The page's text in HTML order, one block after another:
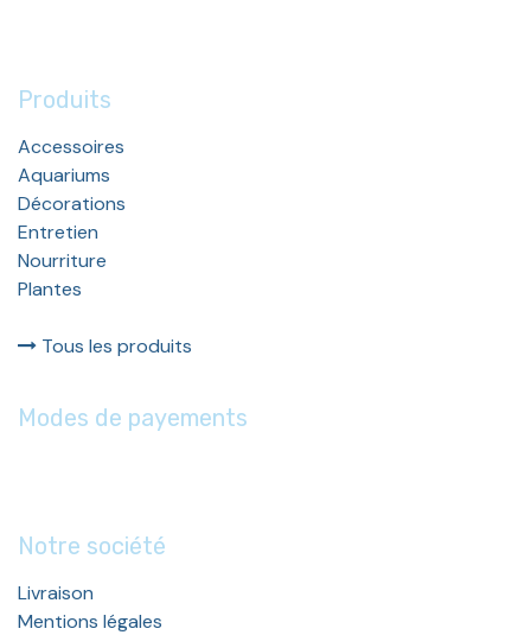
Produits
Accessoires
Aquariums
Décorations
Entretien
Nourriture
Plantes
Tous les produits
Modes de payements
Notre société
Livraison
Mentions légales